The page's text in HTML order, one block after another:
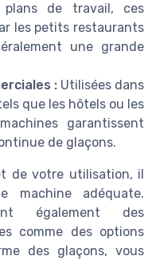
de travail, ces
les petits restaurants
une grande
:Utilisées dans
que les hôtels ou les
garantissent
de glaçons.
de votre utilisation, il
machine adéquate.
également des
comme des options
des glaçons, vous